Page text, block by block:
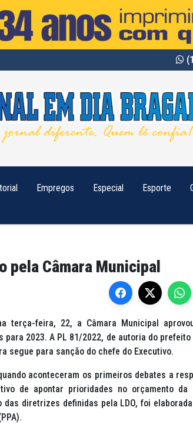
Empregos Especial Esporte
pela Câmara Municipal
terça-feira, 22, a Câmara Municipal
para 2023. A PL 81/2022, de autoria do prefeito
segue para sanção do chefe do Executivo.
aconteceram os primeiros debates a
de apontar prioridades no orçamento da
diretrizes definidas pela LDO, foi elaborada